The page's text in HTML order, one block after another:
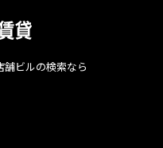
ビルの検索なら